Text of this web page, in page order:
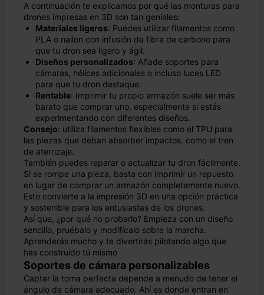
A continuación te explicamos por qué las monturas para
drones impresas en 3D son tan geniales:
Materiales ligeros: Puedes utilizar filamentos como
PLA o nailon con infusión de fibra de carbono para
que tu dron sea ligero y ágil.
Diseños personalizados: Añade soportes para
cámaras, hélices adicionales o incluso luces LED
para que tu dron destaque.
Rentable: Imprimir tu propio armazón suele ser más
barato que comprar uno, especialmente si estás
experimentando con diferentes diseños.
Consejo: utiliza filamentos flexibles como el TPU para
las piezas que deban absorber impactos, como el tren
de aterrizaje.
También puedes reparar o actualizar tu dron fácilmente.
Si se rompe una pieza, basta con imprimir un repuesto
en lugar de comprar un armazón completamente nuevo.
Esto convierte a la impresión 3D en una opción práctica
y sostenible para los entusiastas de los drones.
Así que, ¿por qué no probarlo? Empieza con un diseño
sencillo, pruébalo y modifícalo sobre la marcha.
Aprenderás mucho y te divertirás pilotando algo que
has construido tú mismo
Soportes de cámara personalizables
Captar la toma perfecta depende a menudo de tener el
ángulo de cámara adecuado. Ahí es donde entran en